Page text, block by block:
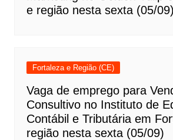
e região nesta sexta (05/09)
Fortaleza e Região (CE)
Vaga de emprego para
Consultivo no Instituto de
Contábil e Tributária em
região nesta sexta (05/09)